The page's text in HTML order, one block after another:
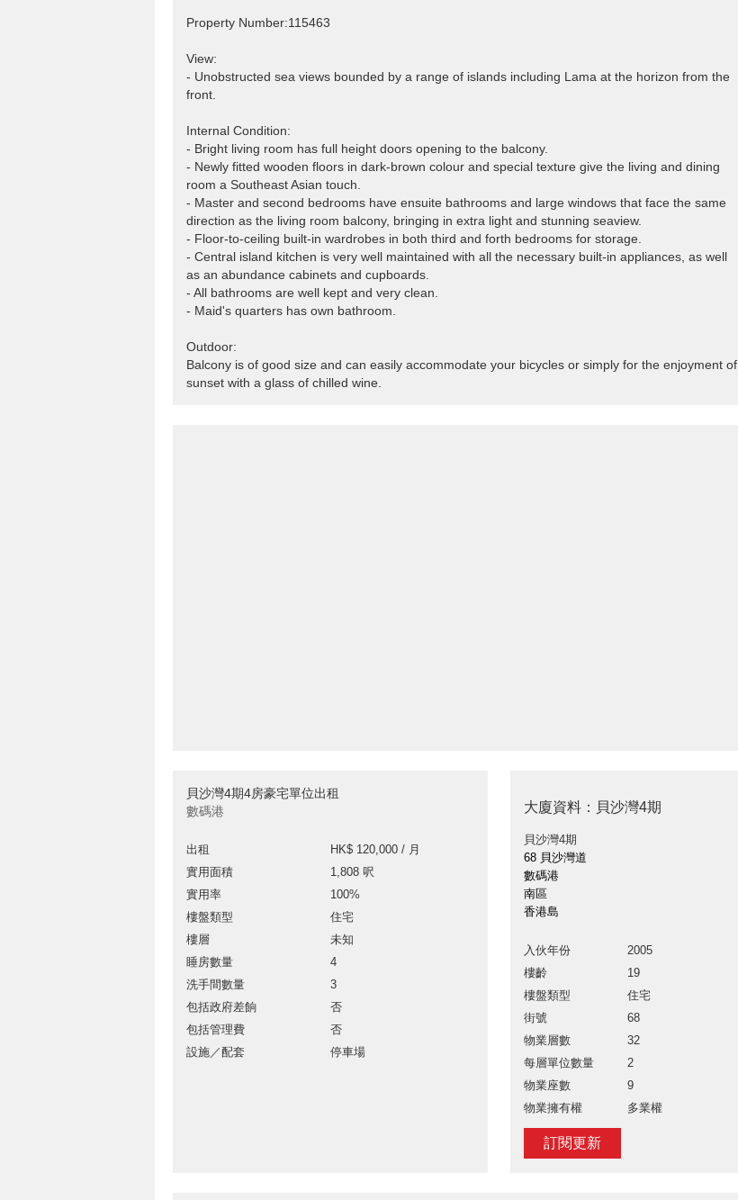
Property Number:115463
View:
- Unobstructed sea views bounded by a range of islands including Lama at the horizon from the
front.
Internal Condition:
- Bright living room has full height doors opening to the balcony.
- Newly fitted wooden floors in dark-brown colour and special texture give the living and dining
room a Southeast Asian touch.
- Master and second bedrooms have ensuite bathrooms and large windows that face the same
direction as the living room balcony, bringing in extra light and stunning seaview.
- Floor-to-ceiling built-in wardrobes in both third and forth bedrooms for storage.
- Central island kitchen is very well maintained with all the necessary built-in appliances, as well
as an abundance cabinets and cupboards.
- All bathrooms are well kept and very clean.
- Maid's quarters has own bathroom.
Outdoor:
Balcony is of good size and can easily accommodate your bicycles or simply for the enjoyment of
sunset with a glass of chilled wine.
貝沙灣4期4房豪宅單位出租
數碼港
出租
HK$ 120,000 / 月
實用面積
1,808 呎
實用率
100%
樓盤類型
住宅
樓層
未知
睡房數量
4
洗手間數量
3
包括政府差餉
否
包括管理費
否
設施／配套
停車場
大廈資料：貝沙灣4期
貝沙灣4期
68 貝沙灣道
數碼港
南區
香港島
入伙年份
2005
樓齡
19
樓盤類型
住宅
街號
68
物業層數
32
每層單位數量
2
物業座數
9
物業擁有權
多業權
訂閱更新